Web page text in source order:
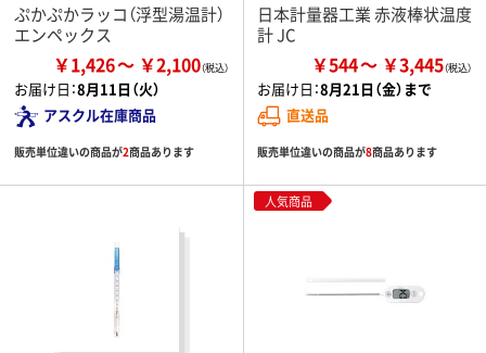
ぷかぷかラッコ（浮型湯温計）
エンペックス
￥1,426 ￥2,100
お届け日：8月11日（火）
アスクル在庫商品
販売単位違いの商品が2商品あります
日本計量器工業 赤液棒状温度
計 JC
￥544 ￥3,445
お届け日：8月21日（金）まで
直送品
販売単位違いの商品が8商品あります
人気商品